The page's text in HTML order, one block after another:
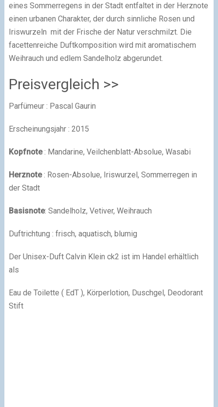
eines Sommerregens in der Stadt entfaltet in der Herznote
einen urbanen Charakter, der durch sinnliche Rosen und
Iriswurzeln mit der Frische der Natur verschmilzt. Die
facettenreiche Duftkomposition wird mit aromatischem
Weihrauch und edlem Sandelholz abgerundet.
Preisvergleich >>
Parfümeur : Pascal Gaurin
Erscheinungsjahr : 2015
Kopfnote: Mandarine, Veilchenblatt-Absolue, Wasabi
Herznote: Rosen-Absolue, Iriswurzel, Sommerregen in
der Stadt
Basisnote: Sandelholz, Vetiver, Weihrauch
Duftrichtung : frisch, aquatisch, blumig
Der Unisex-Duft Calvin Klein ck2 ist im Handel erhältlich
als
Eau de Toilette ( EdT ), Körperlotion, Duschgel, Deodorant
Stift